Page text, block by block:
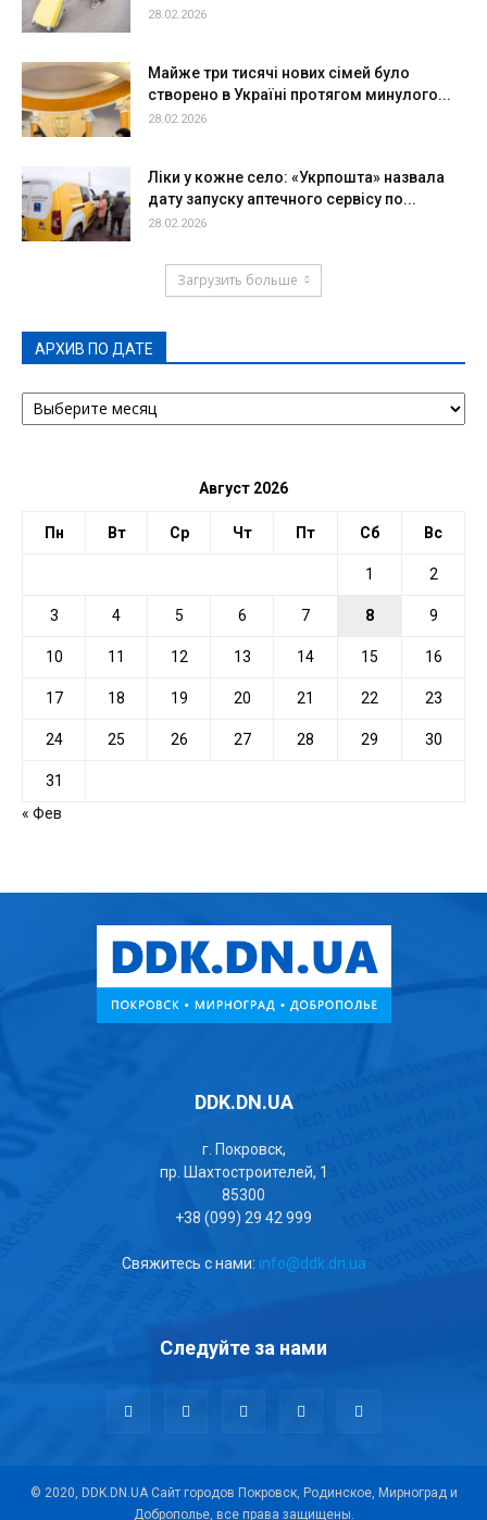
28.02.2026
Майже три тисячі нових сімей було
створено в Україні протягом минулого...
28.02.2026
Ліки у кожне село: «Укрпошта» назвала
дату запуску аптечного сервісу по...
28.02.2026
Загрузить больше
АРХИВ ПО ДАТЕ
АРХИВ
ПО
Август 2026
Пн Вт Ср Чт Пт Сб Вс
1 2
3 4 5 6 7 8 9
10 11 12 13 14 15 16
17 18 19 20 21 22 23
24 25 26 27 28 29 30
31
« Фев
DDK.DN.UA
г. Покровск,
пр. Шахтостроителей, 1
85300
+38 (099) 29 42 999
Свяжитесь с нами: info@ddk.dn.ua
Следуйте за нами
© 2020, DDK.DN.UA Сайт городов Покровск, Родинское, Мирноград и
Доброполье, все права защищены.